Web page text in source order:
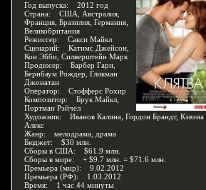
Год выпуска: 2012 год
Страна: США, Австралия,
Франция, Бразилия, Германия,
Великобритания
Режиссер: Сакси Майкл
Сценарий: Катимс Джейсон,
Кон Эбби, Силверштейн Марк
Продюсер: Барбер Гари,
Бернбаум Рождер, Гликман
Джонатан
Оператор: Стофферс Рохир
Композитор: Брук Майкл,
Портман Рэйчел
Художник: Иванов Калина, Гордон Брандт, Кэвэна
Алекс
Жанр: мелодрама, драма
Бюджет: $30 млн.
Сборы в США: $61.9 млн.
Сборы в мире: + $9.7 млн. = $71.6 млн.
Премьера (мир): 9.02.2012
Премьера (РФ): 1.03.2012
Время: 1 час 44 минуты